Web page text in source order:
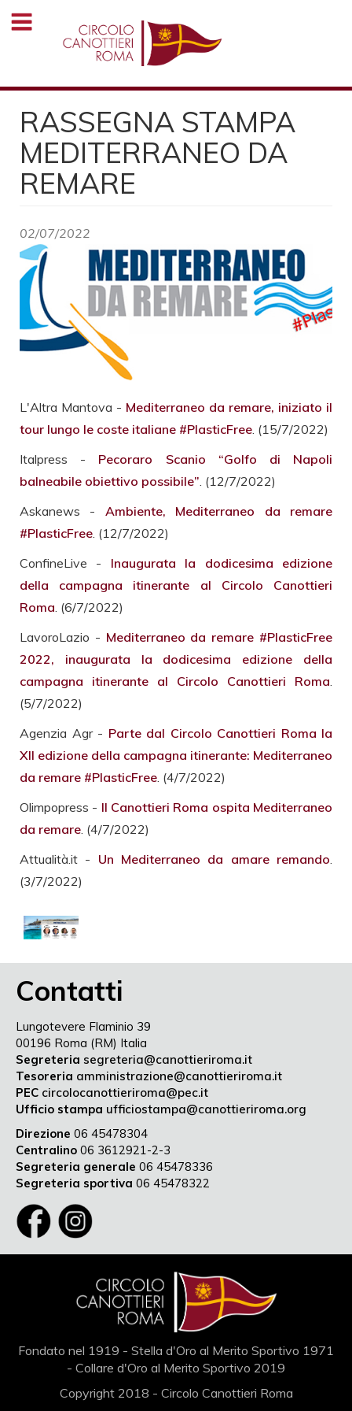
Salta
RASSEGNA STAMPA
MEDITERRANEO DA
REMARE
02/07/2022
L'Altra Mantova - Mediterraneo da remare, iniziato il
tour lungo le coste italiane #PlasticFree . (15/7/2022)
Italpress - Pecoraro Scanio “Golfo di Napoli
balneabile obiettivo possibile” . (12/7/2022)
Askanews - Ambiente, Mediterraneo da remare
#PlasticFree . (12/7/2022)
ConfineLive - Inaugurata la dodicesima edizione
della campagna itinerante al Circolo Canottieri
Roma . (6/7/2022)
LavoroLazio - Mediterraneo da remare #PlasticFree
2022, inaugurata la dodicesima edizione della
campagna itinerante al Circolo Canottieri Roma
(5/7/2022)
Agenzia Agr - Parte dal Circolo Canottieri Roma la
XII edizione della campagna itinerante: Mediterraneo
da remare #PlasticFree . (4/7/2022)
Olimpopress - Il Canottieri Roma ospita Mediterraneo
da remare . (4/7/2022)
Attualità.it - Un Mediterraneo da amare remando
(3/7/2022)
Contatti
Lungotevere Flaminio 39
00196 Roma (RM) Italia
Segreteria segreteria@canottieriroma.it
Tesoreria amministrazione@canottieriroma.it
PEC circolocanottieriroma@pec.it
Ufficio stampa ufficiostampa@canottieriroma.org
Direzione 06 45478304
Centralino 06 3612921-2-3
Segreteria generale 06 45478336
Segreteria sportiva 06 45478322
Fondato nel 1919 - Stella d'Oro al Merito Sportivo 1971
- Collare d'Oro al Merito Sportivo 2019
Copyright 2018 - Circolo Canottieri Roma